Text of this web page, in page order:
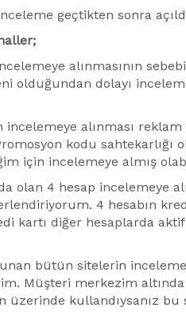
geçtikten sonra
alınmasının
olduğundan dolayı
alınması
kodu
için incelemeye almış
olan 4 hesap incelemeye
4 hesabın
kartı diğer hesaplarda
bütün sitelerin
Müşteri merkezim altında
üzerinde kullandıysanız